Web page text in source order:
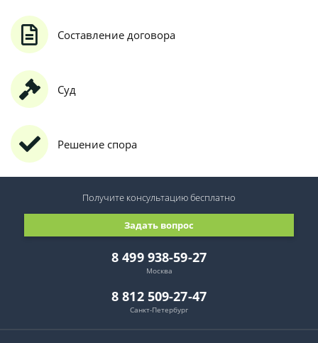
Составление договора
Суд
Решение спора
8 499 938-59-27
Москва
8 812 509-27-47
Санкт-Петербург
Задать вопрос
Получите консультациюбесплатно